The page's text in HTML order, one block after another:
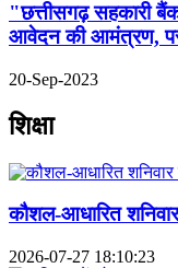
"छत्तीसगढ़ सहकारी
आवेदन की आमंत्रण,
20-Sep-2023
शिक्षा
कौशल-आधारित
2026-07-27 18:10:23